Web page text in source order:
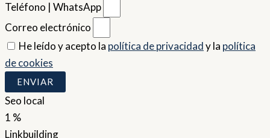
Teléfono | WhatsApp
Correo electrónico
He leído y acepto la política de privacidady la política
de cookies
ENVIAR
Seo local
1 %
Linkbuilding